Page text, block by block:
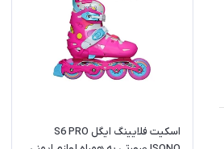
اسکیت فلایینگ ایگل S6 PRO